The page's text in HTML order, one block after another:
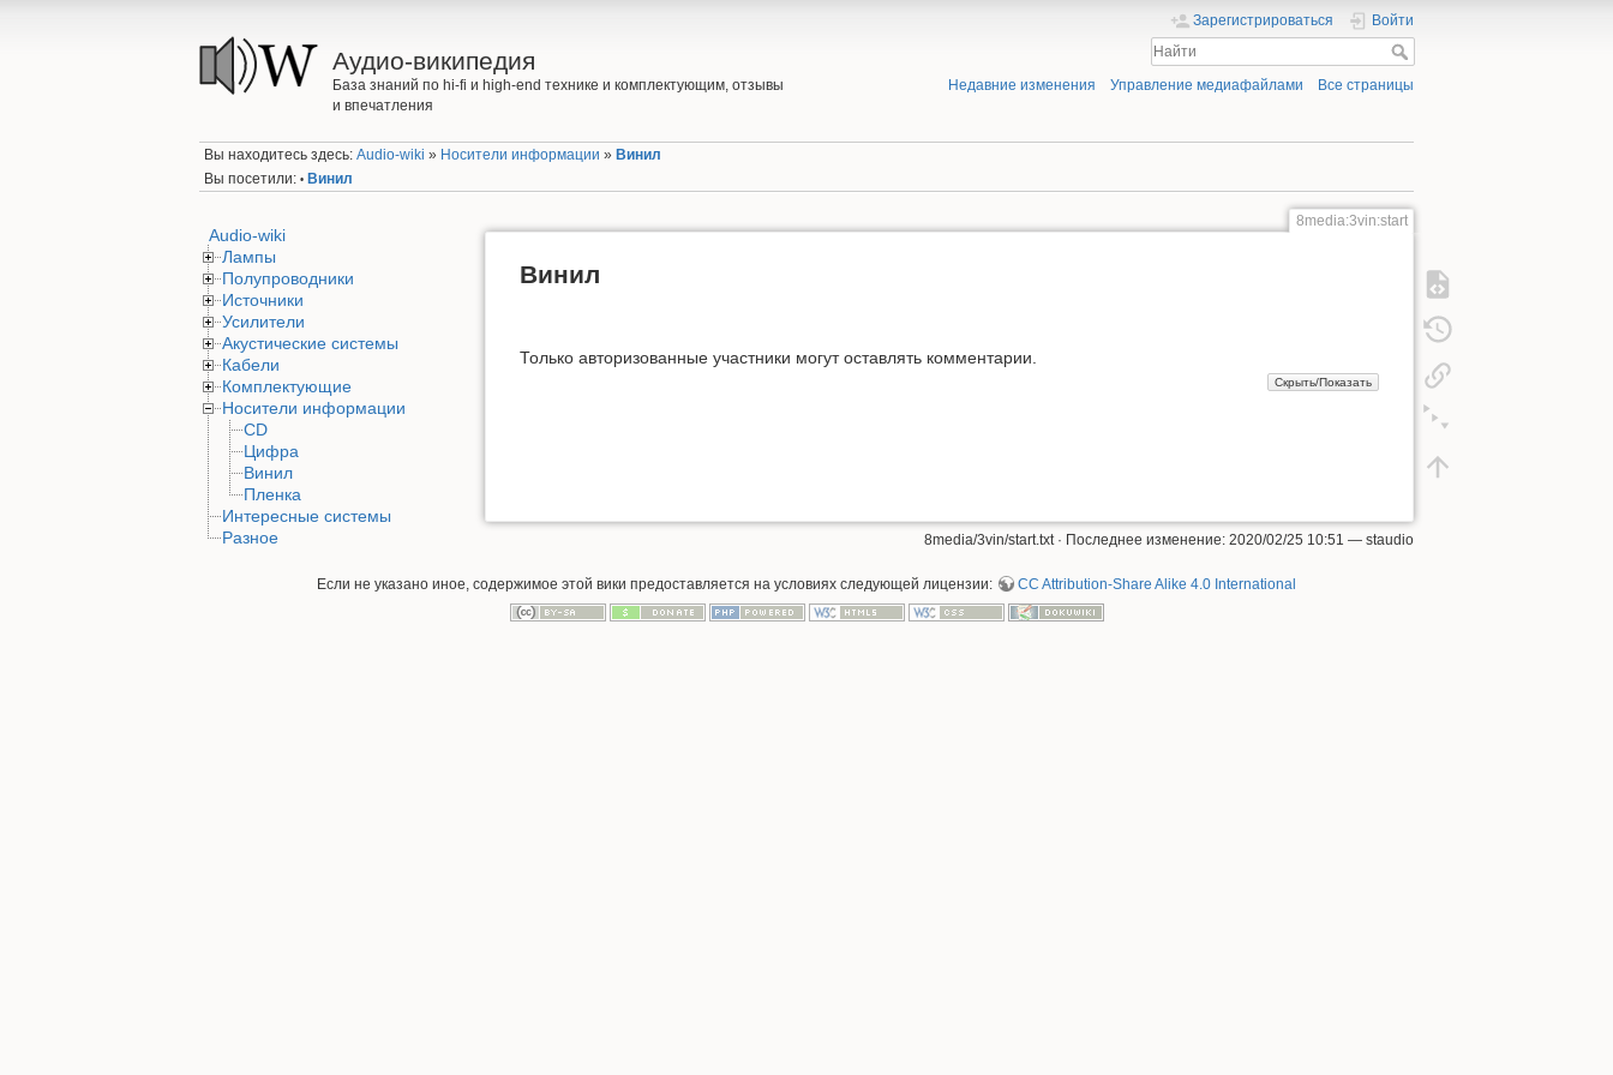
Аудио-википедия
База знаний по hi-fi и high-end технике и комплектующим, отзывы
и впечатления
Зарегистрироваться Войти
Недавние изменения Управление медиафайлами Все страницы
Вы находитесь здесь:Audio-wiki » Носители информации » Винил
Вы посетили: • Винил
Audio-wiki
Лампы
Полупроводники
Источники
Усилители
Акустические системы
Кабели
Комплектующие
Носители информации
CD
Цифра
Винил
Пленка
Интересные системы
Разное
8media:3vin:start
Винил
Только авторизованные участники могут оставлять комментарии.
8media/3vin/start.txt· Последнее изменение: 2020/02/25 10:51 — staudio
Если не указано иное, содержимое этой вики предоставляется на условиях следующей лицензии: CC Attribution-Share Alike 4.0 International